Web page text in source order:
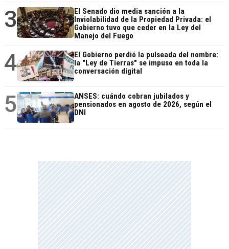
3
El Senado dio media sanción a la
Inviolabilidad de la Propiedad Privada: el
Gobierno tuvo que ceder en la Ley del
Manejo del Fuego
4
El Gobierno perdió la pulseada del nombre:
la "Ley de Tierras" se impuso en toda la
conversación digital
5
ANSES: cuándo cobran jubilados y
pensionados en agosto de 2026, según el
DNI